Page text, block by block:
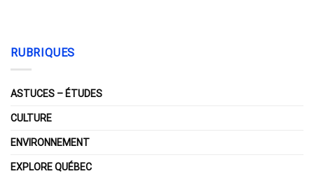
RUBRIQUES
ASTUCES – ÉTUDES
CULTURE
ENVIRONNEMENT
EXPLORE QUÉBEC